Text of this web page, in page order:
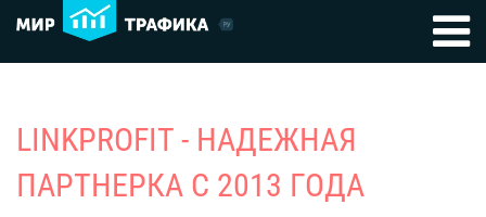
LINKPROFIT - НАДЕЖНАЯ
ПАРТНЕРКА С 2013 ГОДА